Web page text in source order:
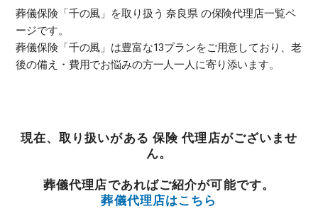
葬儀保険「千の風」を取り扱う 奈良県 の保険代理店一覧ペ
ージです。
葬儀保険「千の風」は豊富な13プランをご用意しており、老
後の備え・費用でお悩みの方一人一人に寄り添います。
現在、取り扱いがある 保険 代理店がございませ
ん。
葬儀代理店であればご紹介が可能です。
葬儀代理店はこちら